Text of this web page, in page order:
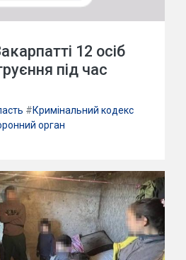
12 осіб
під час
#Кримінальний кодекс
орган